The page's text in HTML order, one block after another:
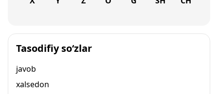
Tasodifiy so‘zlar
javob
xalsedon